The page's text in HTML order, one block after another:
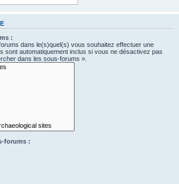
:
dans le(s)quel(s) vous souhaitez effectuer une
sont automatiquement inclus si vous ne désactivez pas
dans les sous-forums ».
forums :